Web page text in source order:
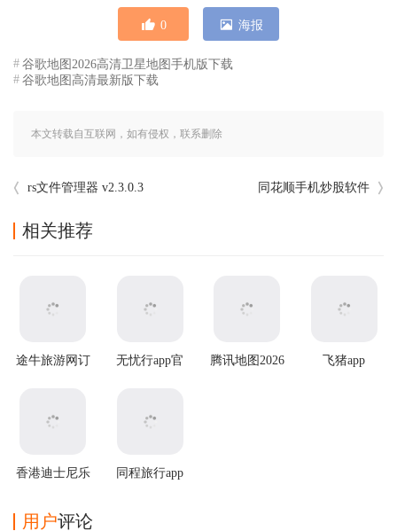
0 海报
谷歌地图2026高清卫星地图手机版下载
谷歌地图高清最新版下载
本文转载自互联网，如有侵权，联系删除
rs文件管理器 v2.3.0.3 同花顺手机炒股软件
相关推荐
途牛旅游网订
无忧行app官
腾讯地图2026
飞猪app
香港迪士尼乐
同程旅行app
用户评论